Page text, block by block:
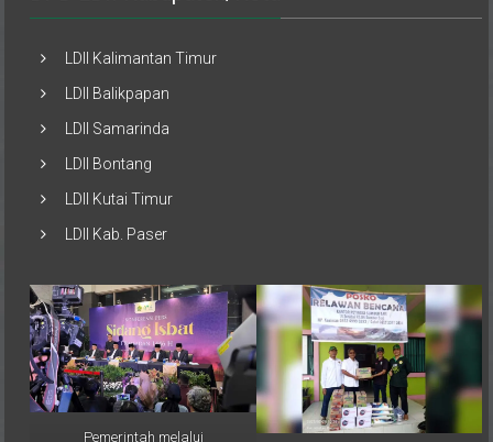
LDII Samarinda
LDII Kutai Timur
Pemerintah melalui
Kementerian Agama
Musimin, perwakilan PAC LDII